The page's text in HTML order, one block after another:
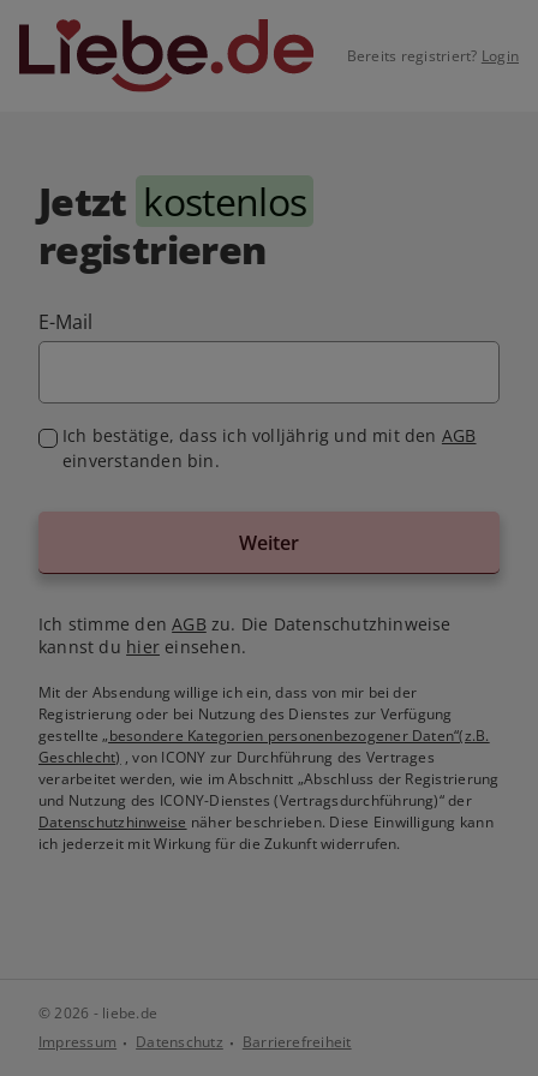
Bereits registriert? Login
Jetzt kostenlos
registrieren
E-Mail
Ich bestätige, dass ich volljährig und mit den AGB
einverstanden bin.
Weiter
Ich stimme denAGB zu. Die Datenschutzhinweise
kannst du hiereinsehen.
Mit der Absendung willige ich ein, dass von mir bei der
Registrierung oder bei Nutzung des Dienstes zur Verfügung
gestellte„besondere Kategorien personenbezogener Daten“(z.B.
Geschlecht) , von ICONY zur Durchführung des Vertrages
verarbeitet werden, wie im Abschnitt „Abschluss der Registrierung
und Nutzung des ICONY-Dienstes (Vertragsdurchführung)“ der
Datenschutzhinweise näher beschrieben. Diese Einwilligung kann
ich jederzeit mit Wirkung für die Zukunft widerrufen.
© 2026 - liebe.de
Impressum
Datenschutz Barrierefreiheit